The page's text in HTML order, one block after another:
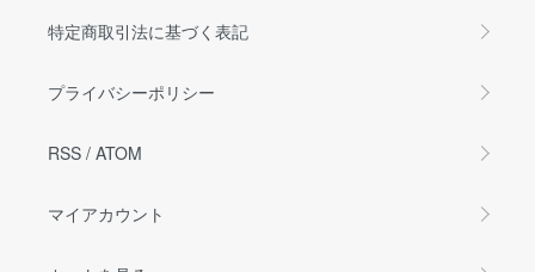
特定商取引法に基づく表記
プライバシーポリシー
RSS / ATOM
マイアカウント